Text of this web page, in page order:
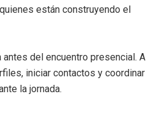
están construyendo el
del encuentro presencial. A
iniciar contactos y coordinar
la jornada.